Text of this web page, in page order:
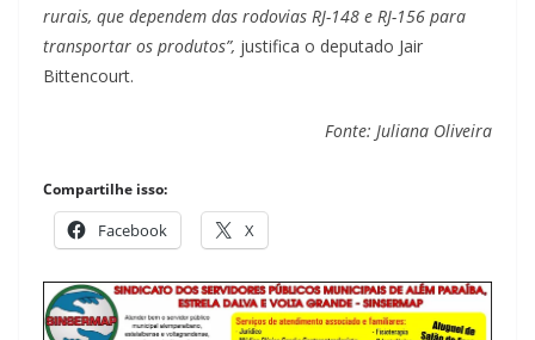
rurais, que dependem das rodovias RJ-148 e RJ-156 para
transportar os produtos”, justifica o deputado Jair
Bittencourt.
Fonte: Juliana Oliveira
Compartilhe isso:
Facebook X